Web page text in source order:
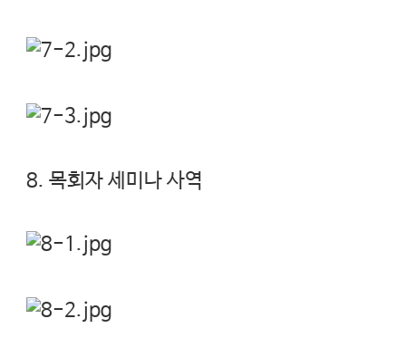
8. 목회자 세미나 사역